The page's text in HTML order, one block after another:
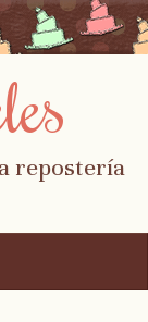
repostería